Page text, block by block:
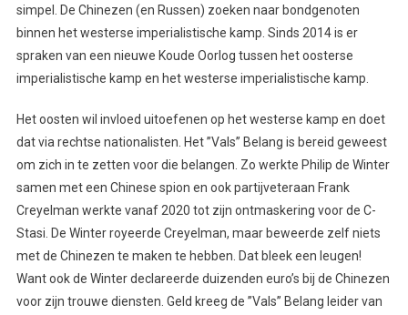
simpel. De Chinezen (en Russen) zoeken naar bondgenoten
binnen het westerse imperialistische kamp. Sinds 2014 is er
spraken van een nieuwe Koude Oorlog tussen het oosterse
imperialistische kamp en het westerse imperialistische kamp.
Het oosten wil invloed uitoefenen op het westerse kamp en doet
dat via rechtse nationalisten. Het ’’Vals’’ Belang is bereid geweest
om zich in te zetten voor die belangen. Zo werkte Philip de Winter
samen met een Chinese spion en ook partijveteraan Frank
Creyelman werkte vanaf 2020 tot zijn ontmaskering voor de C-
Stasi. De Winter royeerde Creyelman, maar beweerde zelf niets
met de Chinezen te maken te hebben. Dat bleek een leugen!
Want ook de Winter declareerde duizenden euro’s bij de Chinezen
voor zijn trouwe diensten. Geld kreeg de ’’Vals’’ Belang leider van